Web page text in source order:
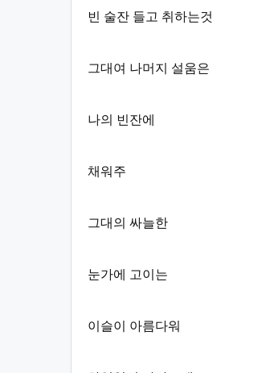
빈 술잔 들고 취하는것
그대여 나머지 설움은
나의 빈잔에
채워주
그대의 싸늘한
눈가에 고이는
이슬이 아름다워